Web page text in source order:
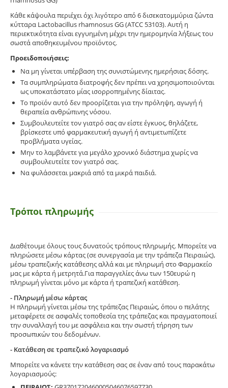
Κάθε κάψουλα περιέχει όχι λιγότερο από 6 δισεκατομμύρια ζώντα
κύτταρα Lactobacillus rhamnosus GG (ATCC 53103). Αυτή η
περιεκτικότητα είναι εγγυημένη μέχρι την ημερομηνία λήξεως του
σωστά αποθηκευμένου προϊόντος.
Προειδοποιήσεις:
Να μη γίνεται υπέρβαση της συνιστώμενης ημερήσιας δόσης.
Τα συμπληρώματα διατροφής δεν πρέπει να χρησιμοποιούνται
ως υποκατάστατο μίας ισορροπημένης δίαιτας.
Το προϊόν αυτό δεν προορίζεται για την πρόληψη, αγωγή ή
θεραπεία ανθρώπινης νόσου.
Συμβουλευτείτε τον γιατρό σας αν είστε έγκυος, θηλάζετε,
βρίσκεστε υπό φαρμακευτική αγωγή ή αντιμετωπίζετε
προβλήματα υγείας.
Μην το λαμβάνετε για μεγάλο χρονικό διάστημα χωρίς να
συμβουλευτείτε τον γιατρό σας.
Να φυλάσσεται μακριά από τα μικρά παιδιά.
Τρόποι πληρωμής
Διαθέτουμε όλους τους δυνατούς τρόπους πληρωμής. Μπορείτε να
πληρώσετε μέσω κάρτας (σε συνεργασία με την τράπεζα Πειραιώς),
μέσω τραπεζικής κατάθεσης αλλά και με πληρωμή στο Φαρμακείο
μας με κάρτα ή μετρητά.Για παραγγελίες άνω των 150ευρώ η
πληρωμή γίνεται μόνο με κάρτα ή τραπεζική κατάθεση.
- Πληρωμή μέσω κάρτας
Η πληρωμή γίνεται μέσω της τράπεζας Πειραιώς, όπου ο πελάτης
μεταφέρετε σε ασφαλές τοποθεσία της τράπεζας και πραγματοποιεί
την συναλλαγή του με ασφάλεια και την σωστή τήρηση των
προσωπικών του δεδομένων.
- Κατάθεση σε τραπεζικό λογαριασμό
Μπορείτε να κάνετε την κατάθεση σας σε έναν από τους παρακάτω
λογαριασμούς: